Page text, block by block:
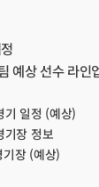
예상 선수 라인
일정 (예상)
기장 정보
장 (예상)